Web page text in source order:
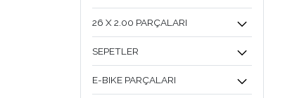
26 X 2.00 PARÇALARI
SEPETLER
E-BIKE PARÇALARI